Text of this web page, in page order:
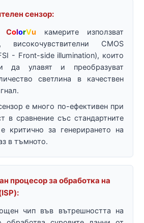
сензор:
ColorVuкамерите използват
високочувствителни CMOS
- Front-side illumination), които
да улавят и преобразуват
светлина в качествен
е много по-ефективен при
в сравнение със стандартните
критично за генерирането на
в тъмното.
процесор за обработка на
чип във вътрешността на